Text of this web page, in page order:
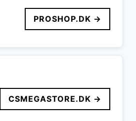
PROSHOP.DK →
CSMEGASTORE.DK →